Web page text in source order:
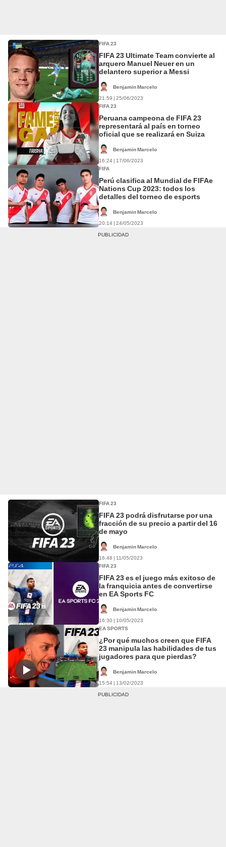
FIFA 23
FIFA 23 Ultimate Team convierte al
arquero Manuel Neuer en un
delantero superior a Messi
Benjamin Marcelo
21:59 | 25/06/2023
FIFA 23
Peruana campeona de FIFA 23
representará al país en torneo
oficial que se realizará en Suiza
Benjamin Marcelo
16:24 | 17/06/2023
FIFA
Perú clasifica al Mundial de FIFAe
Nations Cup 2023: todos los
detalles del torneo de esports
Benjamin Marcelo
20:14 | 24/05/2023
FIFA 23
FIFA 23 podrá disfrutarse por una
fracción de su precio a partir del 16
de mayo
Benjamin Marcelo
16:48 | 11/05/2023
FIFA 23
FIFA 23 es el juego más exitoso de
la franquicia antes de convertirse
en EA Sports FC
Benjamin Marcelo
16:30 | 10/05/2023
EA SPORTS
¿Por qué muchos creen que FIFA
23 manipula las habilidades de tus
jugadores para que pierdas?
Benjamin Marcelo
15:54 | 13/02/2023